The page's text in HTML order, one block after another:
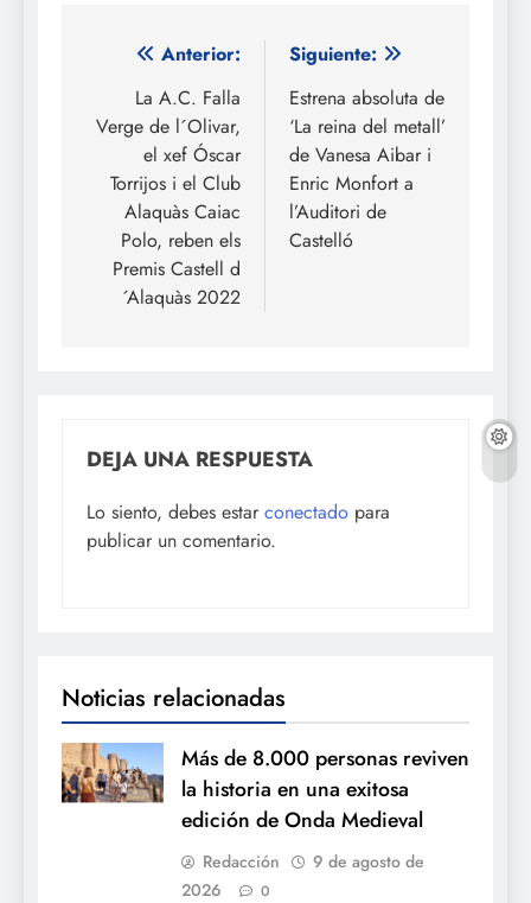
Navegación
entradas
Anterior:
La A.C. Falla
Verge de l´Olivar,
el xef Óscar
Torrijos i el Club
Alaquàs Caiac
Polo, reben els
Premis Castell d
´Alaquàs 2022
Siguiente:
Estrena absoluta de
‘La reina del metall’
de Vanesa Aibar i
Enric Monfort a
l’Auditori de
Castelló
DEJA UNA RESPUESTA
Lo siento, debes estar conectado para
publicar un comentario.
Noticias relacionadas
Más de 8.000 personas reviven
la historia en una exitosa
edición de Onda Medieval
Redacción
9 de agosto de
2026
0